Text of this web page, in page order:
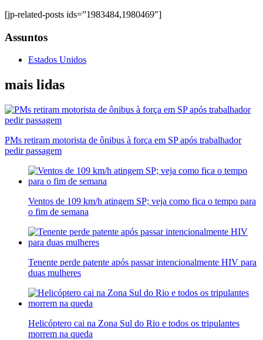
[jp-related-posts ids=”1983484,1980469″]
Assuntos
Estados Unidos
mais lidas
PMs retiram motorista de ônibus à força em SP após trabalhador
pedir passagem
Ventos de 109 km/h atingem SP; veja como fica o tempo para
o fim de semana
Tenente perde patente após passar intencionalmente HIV para
duas mulheres
Helicóptero cai na Zona Sul do Rio e todos os tripulantes
morrem na queda